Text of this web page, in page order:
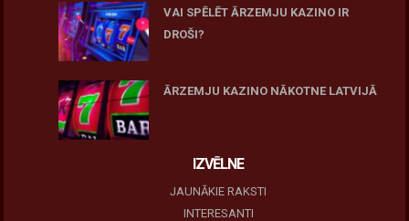
VAI SPĒLĒT ĀRZEMJU KAZINO IR
DROŠI?
ĀRZEMJU KAZINO NĀKOTNE LATVIJĀ
IZVĒLNE
JAUNĀKIE RAKSTI
INTERESANTI